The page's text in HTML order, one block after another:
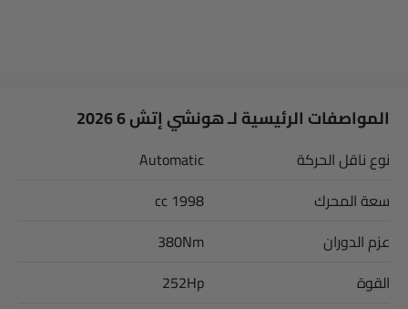
المواصفات الرئيسية لـ هونشي إتش 6 2026
نوع ناقل الحركة
Automatic
سعة المحرك
1998 cc
عزم الدوران
380Nm
القوة
252Hp